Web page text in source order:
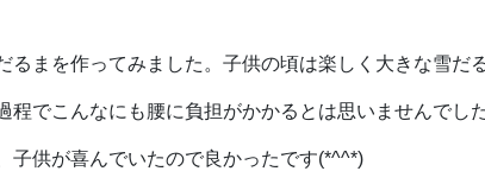
るまを作ってみました。子供の頃は楽しく大きな雪だ
程でこんなにも腰に負担がかかるとは思いませんでし
子供が喜んでいたので良かったです(*^^*)